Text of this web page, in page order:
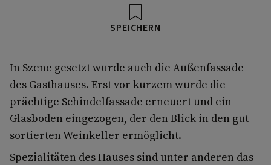
SPEICHERN
In Szene gesetzt wurde auch die Außenfassade
des Gasthauses. Erst vor kurzem wurde die
prächtige Schindelfassade erneuert und ein
Glasboden eingezogen, der den Blick in den gut
sortierten Weinkeller ermöglicht.
Spezialitäten des Hauses sind unter anderen das